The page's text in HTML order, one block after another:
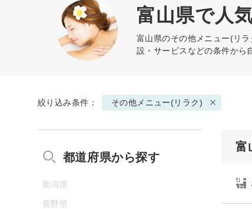
富山県で人
富山県のその他メニュー(リラ
設・サービスなどの条件から
絞り込み条件： その他メニュー(リラク)
富
都道府県から探す
新潟県
長野県